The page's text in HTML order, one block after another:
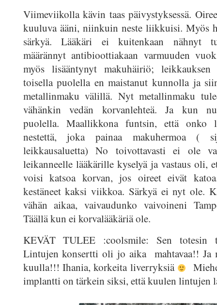
Viimeviikolla kävin taas päivystyksessä.
kuuluva ääni, niinkuin neste liikkuisi. Myös
särkyä. Lääkäri ei kuitenkaan nähnyt
määrännyt antibioottiakaan varmuuden
myös lisääntynyt makuhäiriö;
toisella puolella en maistanut kunnolla ja
metallinmaku välillä. Nyt metallinmaku
vähänkin vedän korvanlehteä. Ja kun
puolella. Maallikkona funtsin, että onko
nestettä, joka painaa makuhermoa (
leikkausaluetta) No toivottavasti ei ole
leikanneelle lääkärille kyselyä ja vastaus oli,
voisi katsoa korvan, jos oireet eivät
kestäneet kaksi viikkoa. Särkyä ei nyt ole.
vähän aikaa, vaivaudunko vaivoineni
Täällä kun ei korvalääkäriä ole.
KEVÄT TULEE :coolsmile: Sen totesin
Lintujen konsertti oli jo aika mahtavaa!! Ja
kuulla!!! Ihania, korkeita liverryksiä
implantti on tärkein siksi, että kuulen lintujen